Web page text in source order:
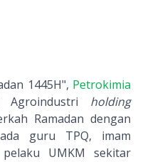
1445H", Petrokimia
Agroindustri holding
Ramadan dengan
guru TPQ, imam
UMKM sekitar